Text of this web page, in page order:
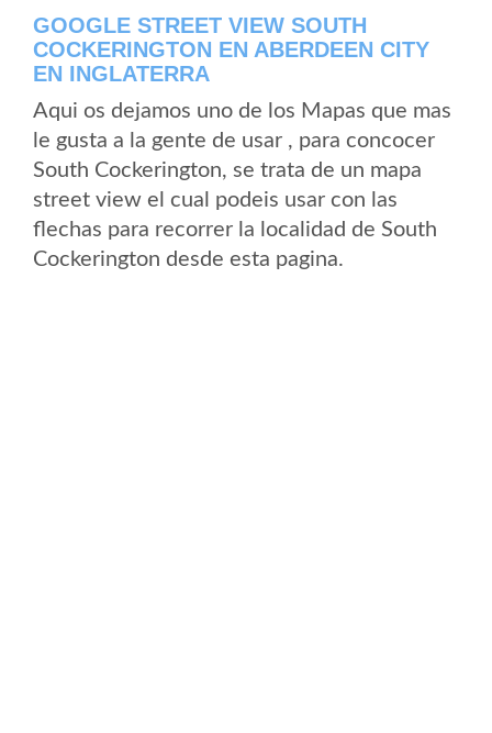
GOOGLE STREET VIEW SOUTH
COCKERINGTON EN ABERDEEN CITY
EN INGLATERRA
Aqui os dejamos uno de los Mapas que mas
le gusta a la gente de usar , para concocer
South Cockerington, se trata de un mapa
street view el cual podeis usar con las
flechas para recorrer la localidad de South
Cockerington desde esta pagina.